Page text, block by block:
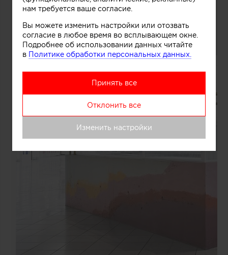
нам требуется ваше согласие.
Вы можете изменить настройки или отозвать
согласие в любое время во всплывающем окне.
Подробнее об использовании данных читайте
в Политике обработки персональных данных.
Принять все
Отклонить все
Изменить настройки